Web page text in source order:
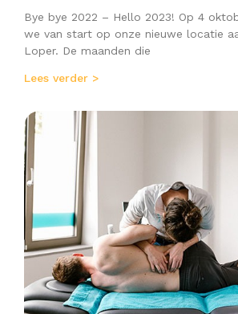
Bye bye 2022 – Hello 2023! Op 4
we van start op onze nieuwe locatie
Loper. De maanden die
Lees verder >